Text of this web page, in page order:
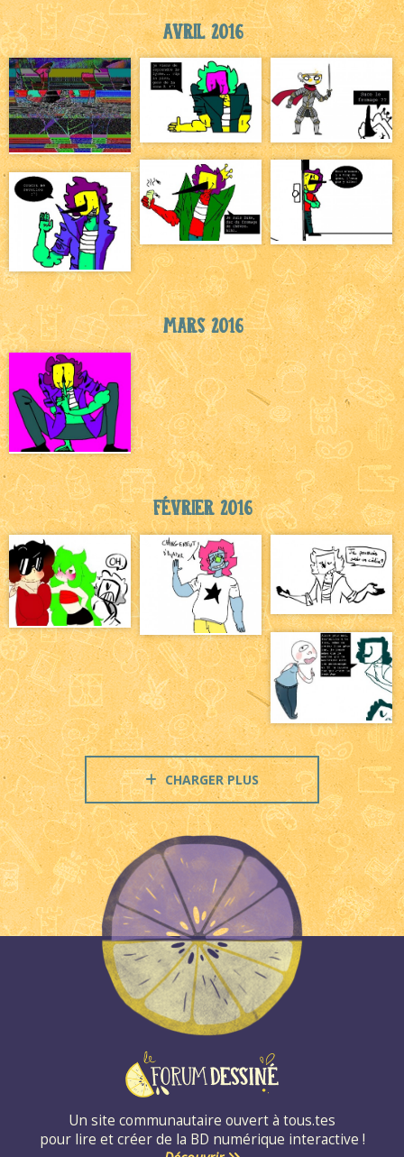
Avril 2016
Mars 2016
Février 2016
CHARGER PLUS
Un site communautaire ouvert à tous.tes
pour lire et créer de la BD numérique interactive !